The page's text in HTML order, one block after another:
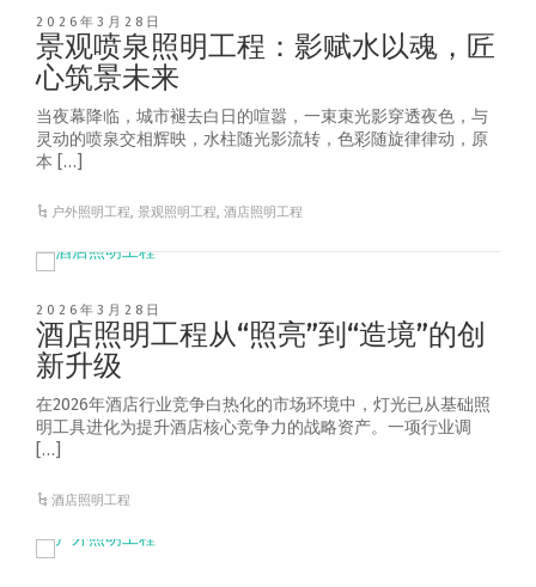
2026年3月28日
景观喷泉照明工程：影赋水以魂，匠
心筑景未来
当夜幕降临，城市褪去白日的喧嚣，一束束光影穿透夜色，与
灵动的喷泉交相辉映，水柱随光影流转，色彩随旋律律动，原
本 […]
户外照明工程,景观照明工程,酒店照明工程
2026年3月28日
酒店照明工程从“照亮”到“造境”的创
新升级
在2026年酒店行业竞争白热化的市场环境中，灯光已从基础照
明工具进化为提升酒店核心竞争力的战略资产。一项行业调
[…]
酒店照明工程